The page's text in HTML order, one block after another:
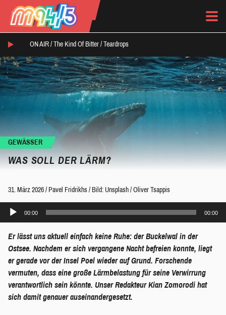
ON AIR / The Kind Of Bitter / Teardrops
GEWÄSSER
WAS SOLL DER LÄRM?
31. März 2026 / Pavel Fridrikhs / Bild: Unsplash / Oliver Tsappis
Audio-
00:00 00:00
Er lässt uns aktuell einfach keine Ruhe: der Buckelwal in der
Ostsee. Nachdem er sich vergangene Nacht befreien konnte, liegt
er gerade vor der Insel Poel wieder auf Grund. Forschende
vermuten, dass eine große Lärmbelastung für seine Verwirrung
verantwortlich sein könnte. Unser Redakteur Kian Zomorodi hat
sich damit genauer auseinandergesetzt.